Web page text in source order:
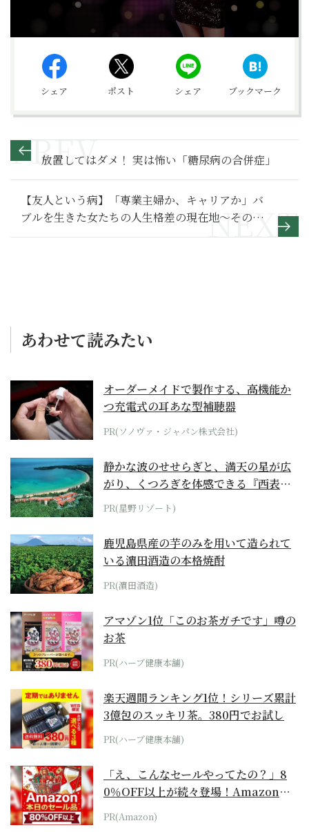
シェア ポスト シェア ブックマーク
放置してはダメ！ 実は怖い「糖尿病の合併症」
【友人という病】「専業主婦か、キャリアか」バ
ブルを生きた女たちの人生格差の現在地～その２
～
あわせて読みたい
オーダーメイドで製作する、高機能か
つ充電式の耳あな型補聴器
PR(ソノヴァ・ジャパン株式会社)
静かな波のせせらぎと、満天の星が広
がり、くつろぎを体感できる『西表島
ホテル by...
PR(星野リゾート)
鹿児島県産の芋のみを用いて造られて
いる濵田酒造の本格焼酎
PR(濵田酒造)
アマゾン1位「このお茶ガチです」噂の
お茶
PR(ハーブ健康本舗)
楽天週間ランキング1位！シリーズ累計
3億包のスッキリ茶。380円でお試し
PR(ハーブ健康本舗)
「え、こんなセールやってたの？」8
0％OFF以上が続々登場！Amazonの
本気が...
PR(Amazon)